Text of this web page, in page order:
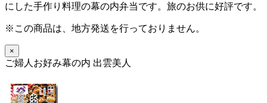
にした手作り料理の幕の内弁当です。旅のお供に好評です。
※この商品は、地方発送を行っておりません。
×
ご婦人お好み幕の内 出雲美人